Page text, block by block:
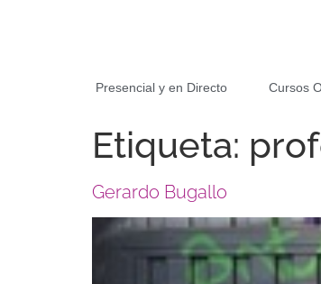
Presencial y en Directo Cursos
Etiqueta:
Gerardo Bugallo